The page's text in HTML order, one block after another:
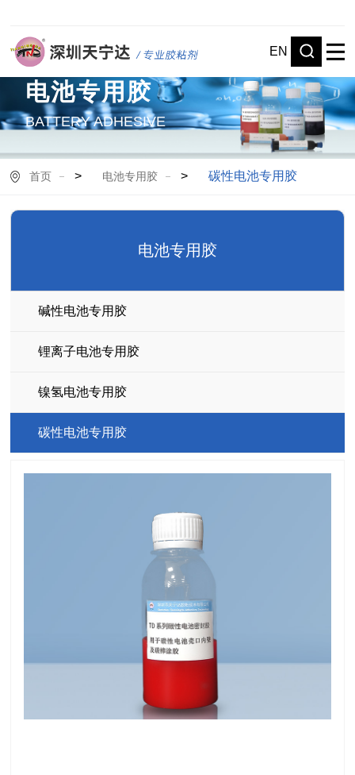
EN
电池专用胶
BATTERY ADHESIVE
首页 > 电池专用胶 > 碳性电池专用胶
电池专用胶
碱性电池专用胶
锂离子电池专用胶
镍氢电池专用胶
碳性电池专用胶